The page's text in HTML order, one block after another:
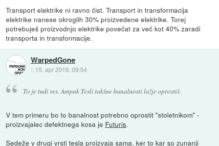
Transport elektrike ni ravno čist. Transport in transformacija
elektrike nanese okroglih 30% proizvedene elektrike. Torej
potrebuješ proizvodnjo elektrike povečat za več kot 40% zaradi
transporta in transformacije.
WarpedGone
:: 15. apr 2016, 09:54
To je tudi res. Ampak Tesli takšne banalnosti lažje oprostiš.
V tem primeru bo to banalnost potrebno oprostit "stoletnikom" -
proizvajalec defektnega kosa je Futuris.
Sedeže v drugi vrsti tesla proizvaja sama, ker to kar so zunanji